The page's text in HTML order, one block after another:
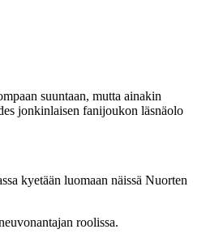
suuntaan, mutta ainakin
jonkinlaisen fanijoukon läsnäolo
kyetään luomaan näissä Nuorten
roolissa.